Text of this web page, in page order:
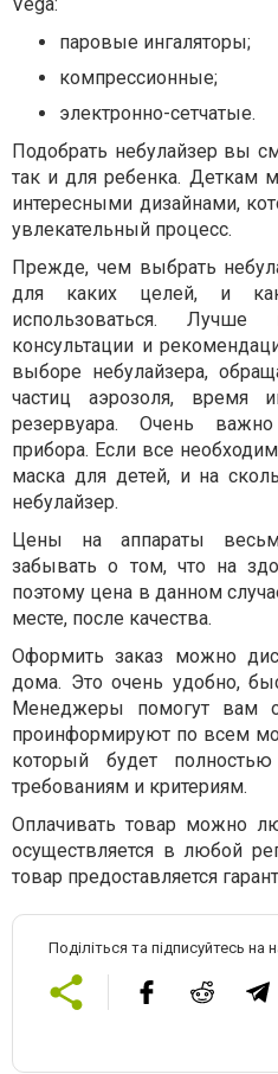
паровые ингаляторы;
компрессионные;
электронно-сетчатые.
Подобрать небулайзер вы
так и для ребенка. Деткам
интересными дизайнами,
увлекательный процесс.
Прежде, чем выбрать
для каких целей, и
использоваться.
консультации и
выборе небулайзера,
частиц аэрозоля, время
резервуара. Очень
прибора. Если все
маска для детей, и на
небулайзер.
Цены на аппараты
забывать о том, что на
поэтому цена в данном
месте, после качества.
Оформить заказ можно
дома. Это очень удобно,
Менеджеры помогут вам
проинформируют по всем
который будет
требованиям и критериям.
Оплачивать товар можно
осуществляется в любой
товар предоставляется
Поділіться та підписуйтесь на